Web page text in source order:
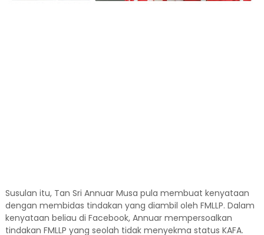
Susulan itu, Tan Sri Annuar Musa pula membuat kenyataan
dengan membidas tindakan yang diambil oleh FMLLP. Dalam
kenyataan beliau di Facebook, Annuar mempersoalkan
tindakan FMLLP yang seolah tidak menyekma status KAFA.